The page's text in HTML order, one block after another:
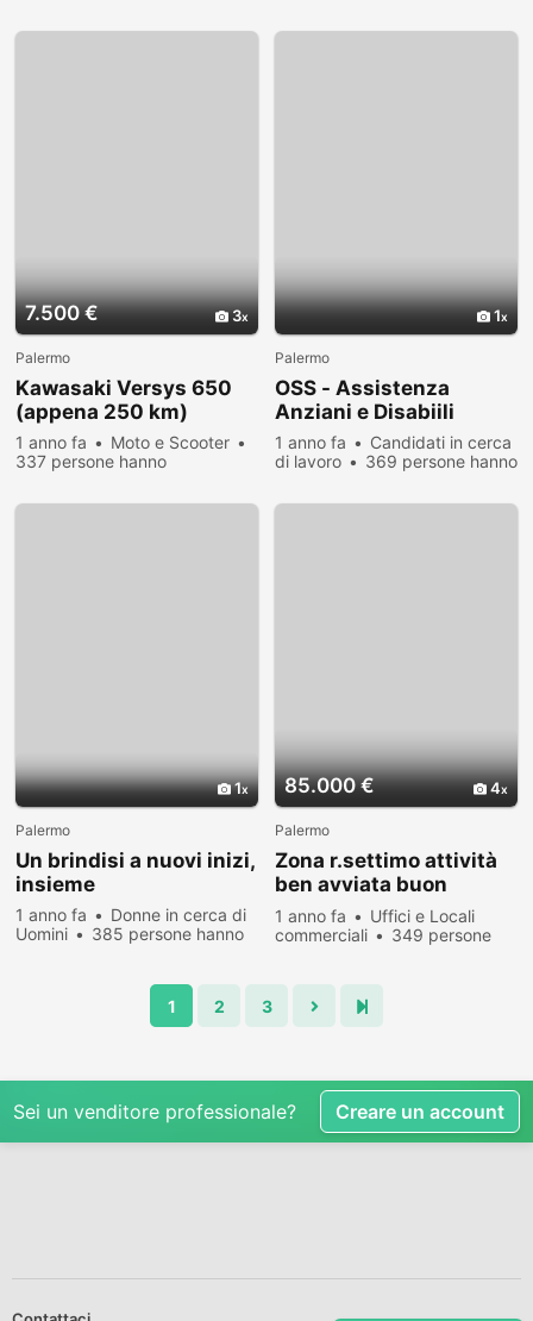
7.500 € 3
Palermo
Kawasaki Versys 650
(appena 250 km)
1 anno fa
Moto e Scooter
337 persone hanno
1
Palermo
OSS - Assistenza
Anziani e Disabiili
1 anno fa
Candidati in cerca
di lavoro
369 persone hanno
1
Palermo
Un brindisi a nuovi inizi,
insieme
1 anno fa
Donne in cerca di
Uomini
385 persone hanno
85.000 € 4
Palermo
Zona r.settimo attività
ben avviata buon
investime
1 anno fa
Uffici e Locali
commerciali
349 persone
1 2 3
Sei un venditore professionale? Creare un account